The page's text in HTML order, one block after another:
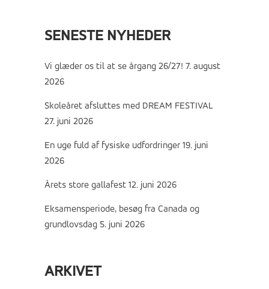
SENESTE NYHEDER
Vi glæder os til at se årgang 26/27! 7. august
2026
Skoleåret afsluttes med DREAM FESTIVAL
27. juni 2026
En uge fuld af fysiske udfordringer 19. juni
2026
Årets store gallafest 12. juni 2026
Eksamensperiode, besøg fra Canada og
grundlovsdag 5. juni 2026
ARKIVET